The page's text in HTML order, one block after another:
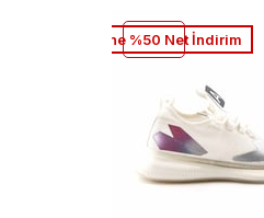
2. Ürüne %50 Net İndirim